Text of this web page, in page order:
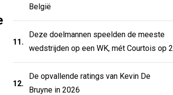
België
11.
Deze doelmannen speelden de meeste
wedstrijden op een WK, mét Courtois op 2
12.
De opvallende ratings van Kevin De
Bruyne in 2026